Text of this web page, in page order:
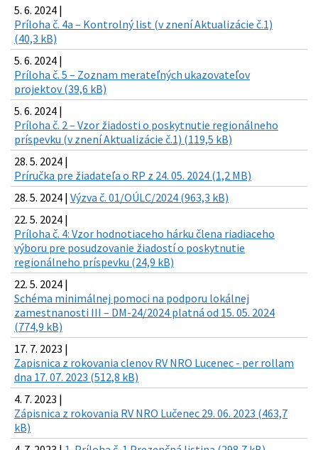
5. 6. 2024 |
Príloha č. 4a – Kontrolný list (v znení Aktualizácie č.1)
(40,3 kB)
5. 6. 2024 |
Príloha č. 5 – Zoznam merateľných ukazovateľov
projektov (39,6 kB)
5. 6. 2024 |
Príloha č. 2 – Vzor žiadosti o poskytnutie regionálneho
príspevku (v znení Aktualizácie č.1) (119,5 kB)
28. 5. 2024 |
Príručka pre žiadateľa o RP z 24. 05. 2024 (1,2 MB)
28. 5. 2024 | Výzva č. 01/OÚLC/2024 (963,3 kB)
22. 5. 2024 |
Príloha č. 4: Vzor hodnotiaceho hárku člena riadiaceho
výboru pre posudzovanie žiadostí o poskytnutie
regionálneho príspevku (24,9 kB)
22. 5. 2024 |
Schéma minimálnej pomoci na podporu lokálnej
zamestnanosti III – DM-24/2024 platná od 15. 05. 2024
(774,9 kB)
17. 7. 2023 |
Zapisnica z rokovania clenov RV NRO Lucenec - per rollam
dna 17. 07. 2023 (512,8 kB)
4. 7. 2023 |
Zápisnica z rokovania RV NRO Lučenec 29. 06. 2023 (463,7
kB)